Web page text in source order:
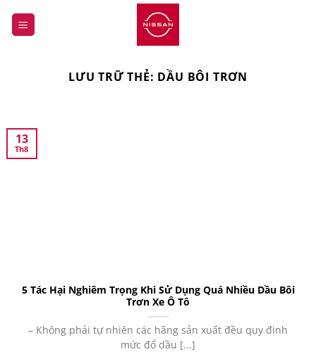
qua
LƯU TRỮ THẺ: DẦU BÔI TRƠN
5 Tác Hại Nghiêm Trọng Khi Sử Dụng Quá Nhiều Dầu Bôi
Trơn Xe Ô Tô
– Không phải tự nhiên các hãng sản xuất đều quy định
mức đổ dầu [...]
13
Th8